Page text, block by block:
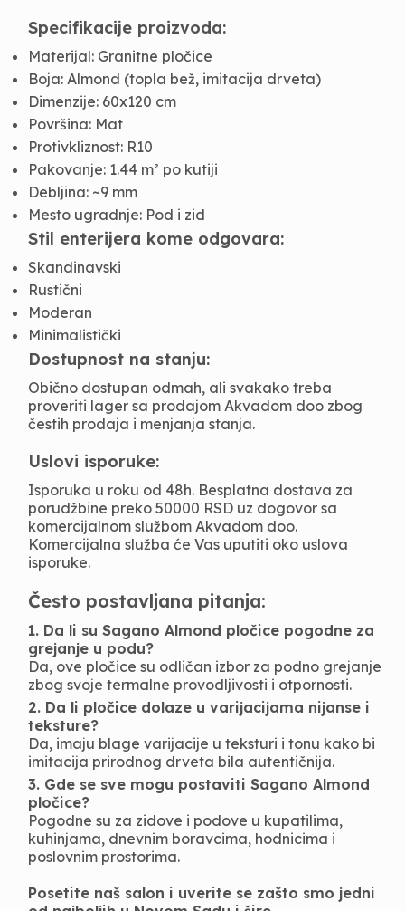
Specifikacije proizvoda:
Materijal: Granitne pločice
Boja: Almond (topla bež, imitacija drveta)
Dimenzije: 60x120 cm
Površina: Mat
Protivkliznost: R10
Pakovanje: 1.44 m² po kutiji
Debljina: ~9 mm
Mesto ugradnje: Pod i zid
Stil enterijera kome odgovara:
Skandinavski
Rustični
Moderan
Minimalistički
Dostupnost na stanju:
Obično dostupan odmah, ali svakako treba
proveriti lager sa prodajom Akvadom doo zbog
čestih prodaja i menjanja stanja.
Uslovi isporuke:
Isporuka u roku od 48h. Besplatna dostava za
porudžbine preko 50000 RSD uz dogovor sa
komercijalnom službom Akvadom doo.
Komercijalna služba će Vas uputiti oko uslova
isporuke.
Često postavljana pitanja:
1. Da li su Sagano Almond pločice pogodne za
grejanje u podu?
Da, ove pločice su odličan izbor za podno grejanje
zbog svoje termalne provodljivosti i otpornosti.
2. Da li pločice dolaze u varijacijama nijanse i
teksture?
Da, imaju blage varijacije u teksturi i tonu kako bi
imitacija prirodnog drveta bila autentičnija.
3. Gde se sve mogu postaviti Sagano Almond
pločice?
Pogodne su za zidove i podove u kupatilima,
kuhinjama, dnevnim boravcima, hodnicima i
poslovnim prostorima.
Posetite naš salon i uverite se zašto smo jedni